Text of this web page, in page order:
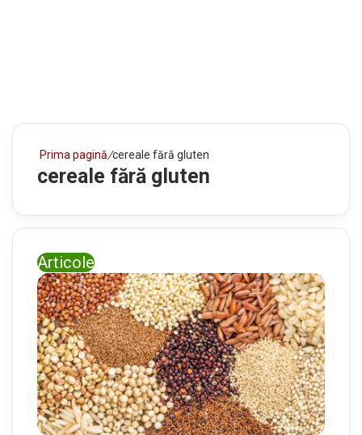
Prima pagină/cereale fără gluten
cereale fără gluten
Articole